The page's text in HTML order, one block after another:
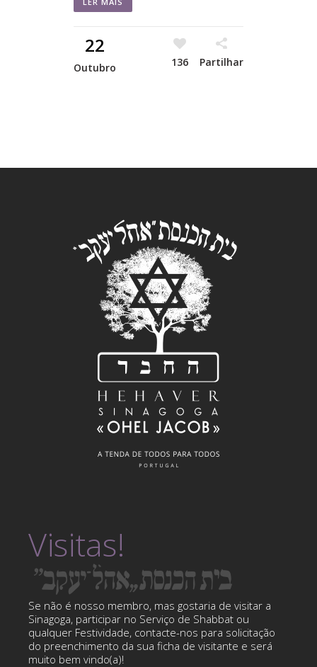
22
Outubro 136 Partilhar
Visitas!
Se não é nosso membro, mas gostaria de visitar a
Sinagoga, participar no Serviço de Shabbat ou
qualquer Festividade, contacte-nos para solicitação
do preenchimento da sua ficha de visitante e será
muito bem vindo(a)!